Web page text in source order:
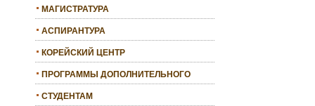
МАГИСТРАТУРА
АСПИРАНТУРА
КОРЕЙСКИЙ ЦЕНТР
ПРОГРАММЫ ДОПОЛНИТЕЛЬНОГО
СТУДЕНТАМ